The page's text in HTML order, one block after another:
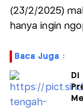
(23/2/2025)
hanya ingin
Baca Juga :